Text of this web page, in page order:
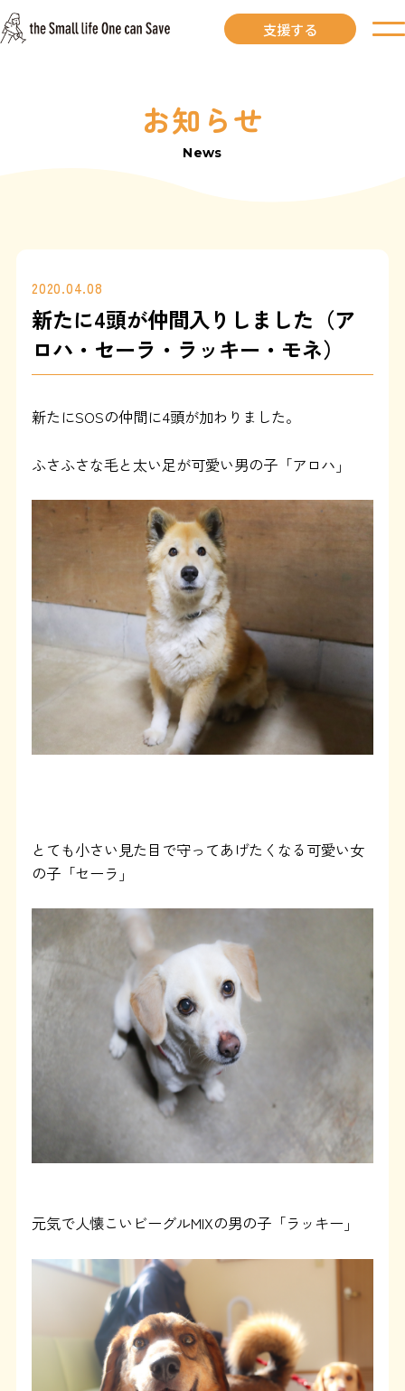
お知らせ
里親が見つかりました
よくある質問
SHOP
ブログ
協賛企業について
運営：藤和那須リゾート株式会社
支援する
お知らせ
News
2020.04.08
新たに4頭が仲間入りしました（ア
ロハ・セーラ・ラッキー・モネ）
新たにSOSの仲間に4頭が加わりました。
ふさふさな毛と太い足が可愛い男の子「アロハ」
とても小さい見た目で守ってあげたくなる可愛い女
の子「セーラ」
元気で人懐こいビーグルMIXの男の子「ラッキー」